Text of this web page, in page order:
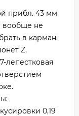
прибл. 43 мм
вообще не
в карман.
Z,
лепестковая
0,19